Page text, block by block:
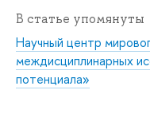
В статье упомянуты
Научный центр
междисциплинарных
потенциала»